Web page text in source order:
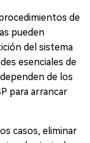
de
pueden
del sistema
esenciales de
de los
para arrancar
casos, eliminar